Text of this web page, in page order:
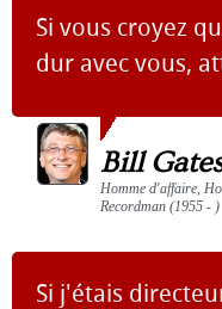
Si vous croyez
dur avec vous,
Bill
Homme d'affaire,
Recordman (1955 - )
Si j'étais